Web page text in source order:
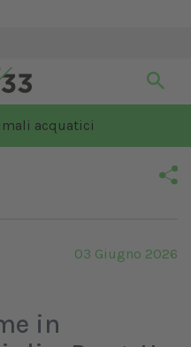
acquatici
03 Giugno 2026
in